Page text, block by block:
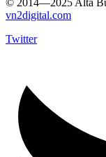
vn2digital.com
Twitter